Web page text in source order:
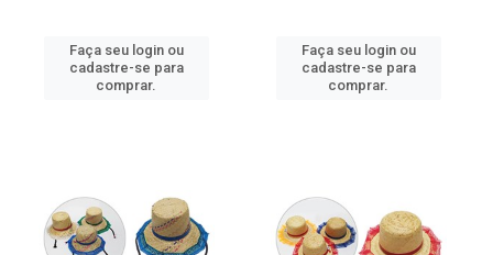
Faça seu login ou
cadastre-se para
comprar.
Faça seu login ou
cadastre-se para
comprar.